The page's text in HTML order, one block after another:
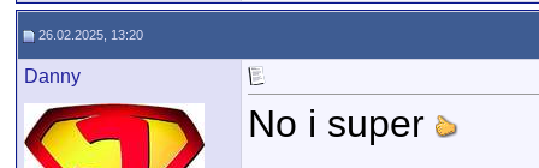
26.02.2025, 13:20
Danny
No i super